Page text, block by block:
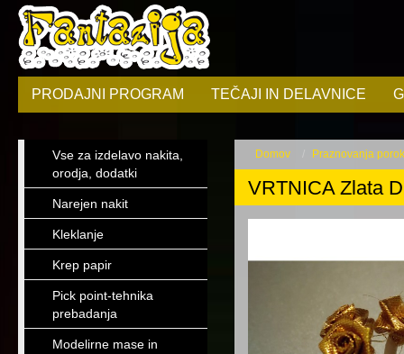
PRODAJNI PROGRAM TEČAJI IN DELAVNICE
Vse za izdelavo nakita,
orodja, dodatki
Narejen nakit
Kleklanje
Krep papir
Pick point-tehnika
prebadanja
Modelirne mase in
Domov Praznovanja
VRTNICA Zlata